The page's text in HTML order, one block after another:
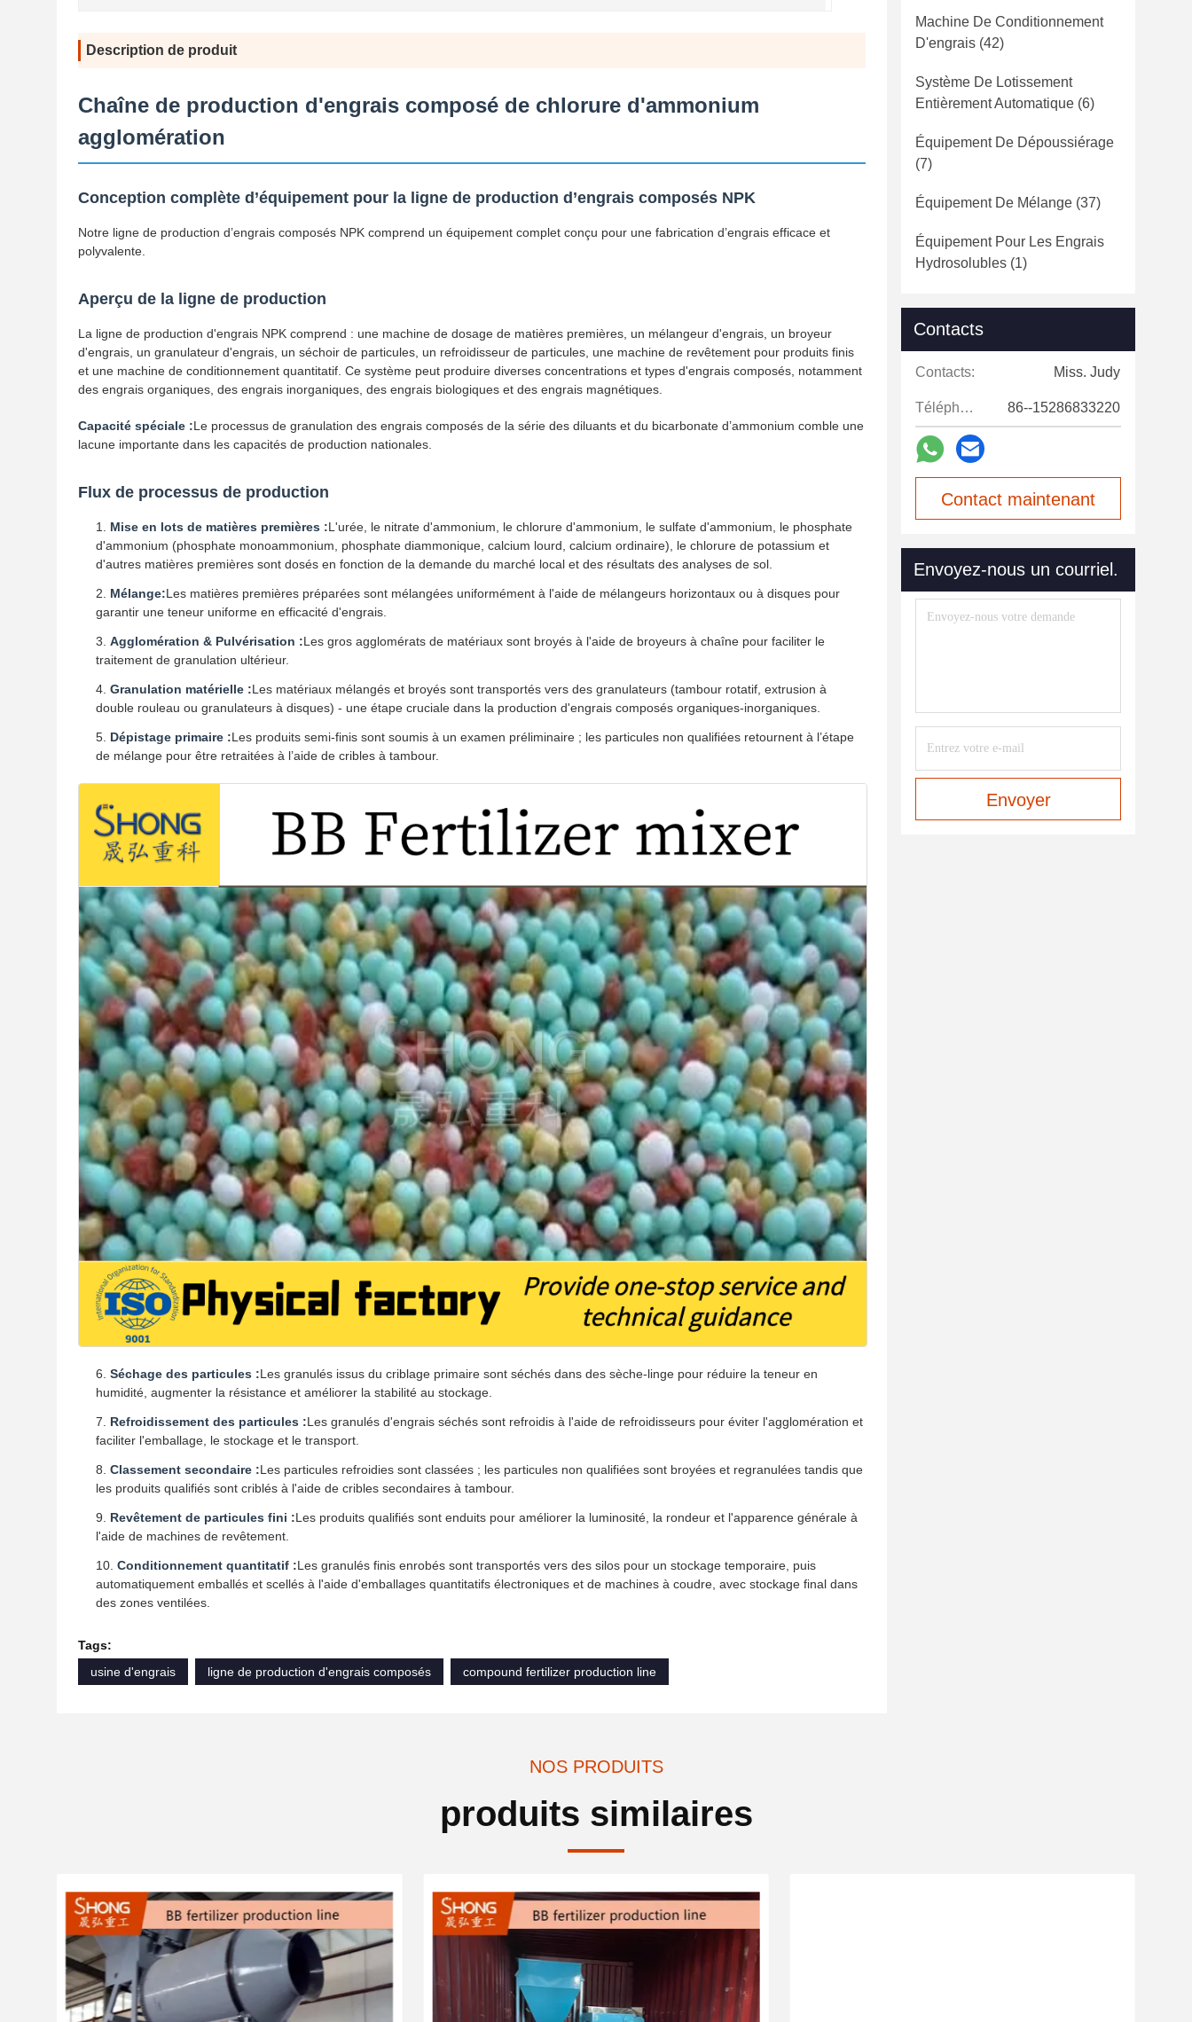
Description de produit
Chaîne de production d'engrais composé de chlorure d'ammonium
agglomération
Conception complète d’équipement pour la ligne de production d’engrais composés NPK
Notre ligne de production d’engrais composés NPK comprend un équipement complet conçu pour une fabrication d’engrais efficace et
polyvalente.
Aperçu de la ligne de production
La ligne de production d'engrais NPK comprend : une machine de dosage de matières premières, un mélangeur d'engrais, un broyeur
d'engrais, un granulateur d'engrais, un séchoir de particules, un refroidisseur de particules, une machine de revêtement pour produits finis
et une machine de conditionnement quantitatif. Ce système peut produire diverses concentrations et types d'engrais composés, notamment
des engrais organiques, des engrais inorganiques, des engrais biologiques et des engrais magnétiques.
Capacité spéciale :Le processus de granulation des engrais composés de la série des diluants et du bicarbonate d’ammonium comble une
lacune importante dans les capacités de production nationales.
Flux de processus de production
Mise en lots de matières premières :L'urée, le nitrate d'ammonium, le chlorure d'ammonium, le sulfate d'ammonium, le phosphate
d'ammonium (phosphate monoammonium, phosphate diammonique, calcium lourd, calcium ordinaire), le chlorure de potassium et
d'autres matières premières sont dosés en fonction de la demande du marché local et des résultats des analyses de sol.
Mélange:Les matières premières préparées sont mélangées uniformément à l'aide de mélangeurs horizontaux ou à disques pour
garantir une teneur uniforme en efficacité d'engrais.
Agglomération & Pulvérisation :Les gros agglomérats de matériaux sont broyés à l'aide de broyeurs à chaîne pour faciliter le
traitement de granulation ultérieur.
Granulation matérielle :Les matériaux mélangés et broyés sont transportés vers des granulateurs (tambour rotatif, extrusion à
double rouleau ou granulateurs à disques) - une étape cruciale dans la production d'engrais composés organiques-inorganiques.
Dépistage primaire :Les produits semi-finis sont soumis à un examen préliminaire ; les particules non qualifiées retournent à l’étape
de mélange pour être retraitées à l’aide de cribles à tambour.
Séchage des particules :Les granulés issus du criblage primaire sont séchés dans des sèche-linge pour réduire la teneur en
humidité, augmenter la résistance et améliorer la stabilité au stockage.
Refroidissement des particules :Les granulés d'engrais séchés sont refroidis à l'aide de refroidisseurs pour éviter l'agglomération et
faciliter l'emballage, le stockage et le transport.
Classement secondaire :Les particules refroidies sont classées ; les particules non qualifiées sont broyées et regranulées tandis que
les produits qualifiés sont criblés à l'aide de cribles secondaires à tambour.
Revêtement de particules fini :Les produits qualifiés sont enduits pour améliorer la luminosité, la rondeur et l'apparence générale à
l'aide de machines de revêtement.
Conditionnement quantitatif :Les granulés finis enrobés sont transportés vers des silos pour un stockage temporaire, puis
automatiquement emballés et scellés à l'aide d'emballages quantitatifs électroniques et de machines à coudre, avec stockage final dans
des zones ventilées.
Tags:
usine d'engrais
ligne de production d'engrais composés compound fertilizer production line
Machine De Conditionnement
D'engrais (42)
Système De Lotissement
Entièrement Automatique (6)
Équipement De Dépoussiérage
(7)
Équipement De Mélange (37)
Équipement Pour Les Engrais
Hydrosolubles (1)
Contacts
Contacts: Miss. Judy
Téléphone: 86--15286833220
Contact maintenant
Envoyez-nous un courriel.
Envoyer
NOS PRODUITS
produits similaires